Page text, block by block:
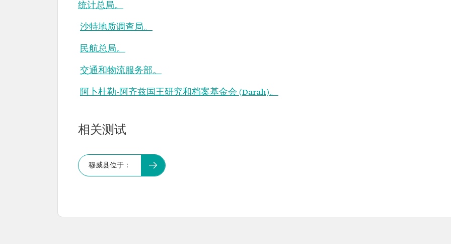
统计总局。
沙特地质调查局。
民航总局。
交通和物流服务部。
阿卜杜勒-阿齐兹国王研究和档案基金会 (Darah)。
相关测试
穆威县位于：